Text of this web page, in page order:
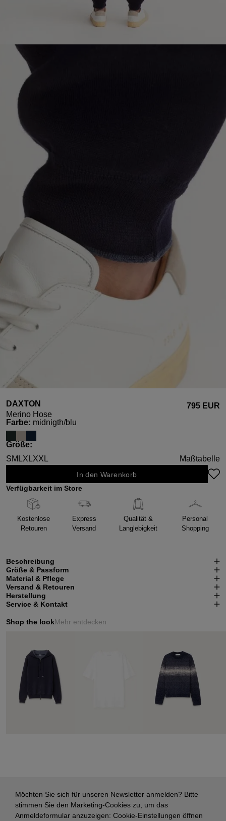
DAXTON
Merino Hose
795 EUR
Farbeauswählen
: midnigth/blu
Größeauswählen
:
SM LXLXXL Maßtabelle
In den Warenkorb
Verfügbarkeit im Store
Kostenlose
Retouren
Express
Versand
Qualität &
Langlebigkeit
Personal
Shopping
Beschreibung
Größe & Passform
Material & Pflege
Versand & Retouren
Herstellung
Service & Kontakt
Shop the lookMehr entdecken
Möchten Sie sich für unseren Newsletter anmelden? Bitte
stimmen Sie den Marketing-Cookies zu, um das
Anmeldeformular anzuzeigen: Cookie-Einstellungen öffnen